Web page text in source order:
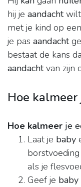
hij je aandachtwilt
met je kind op
je pas aandacht
bestaat de kans
aandachtvan zijn
Hoe
Hoe kalmeer je
Laat je baby
als je
Geef je baby